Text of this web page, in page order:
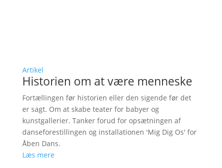
Artikel
Historien om at være menneske
Fortællingen før historien eller den sigende før det
er sagt. Om at skabe teater for babyer og
kunstgallerier. Tanker forud for opsætningen af
danseforestillingen og installationen 'Mig Dig Os' for
Åben Dans.
Læs mere